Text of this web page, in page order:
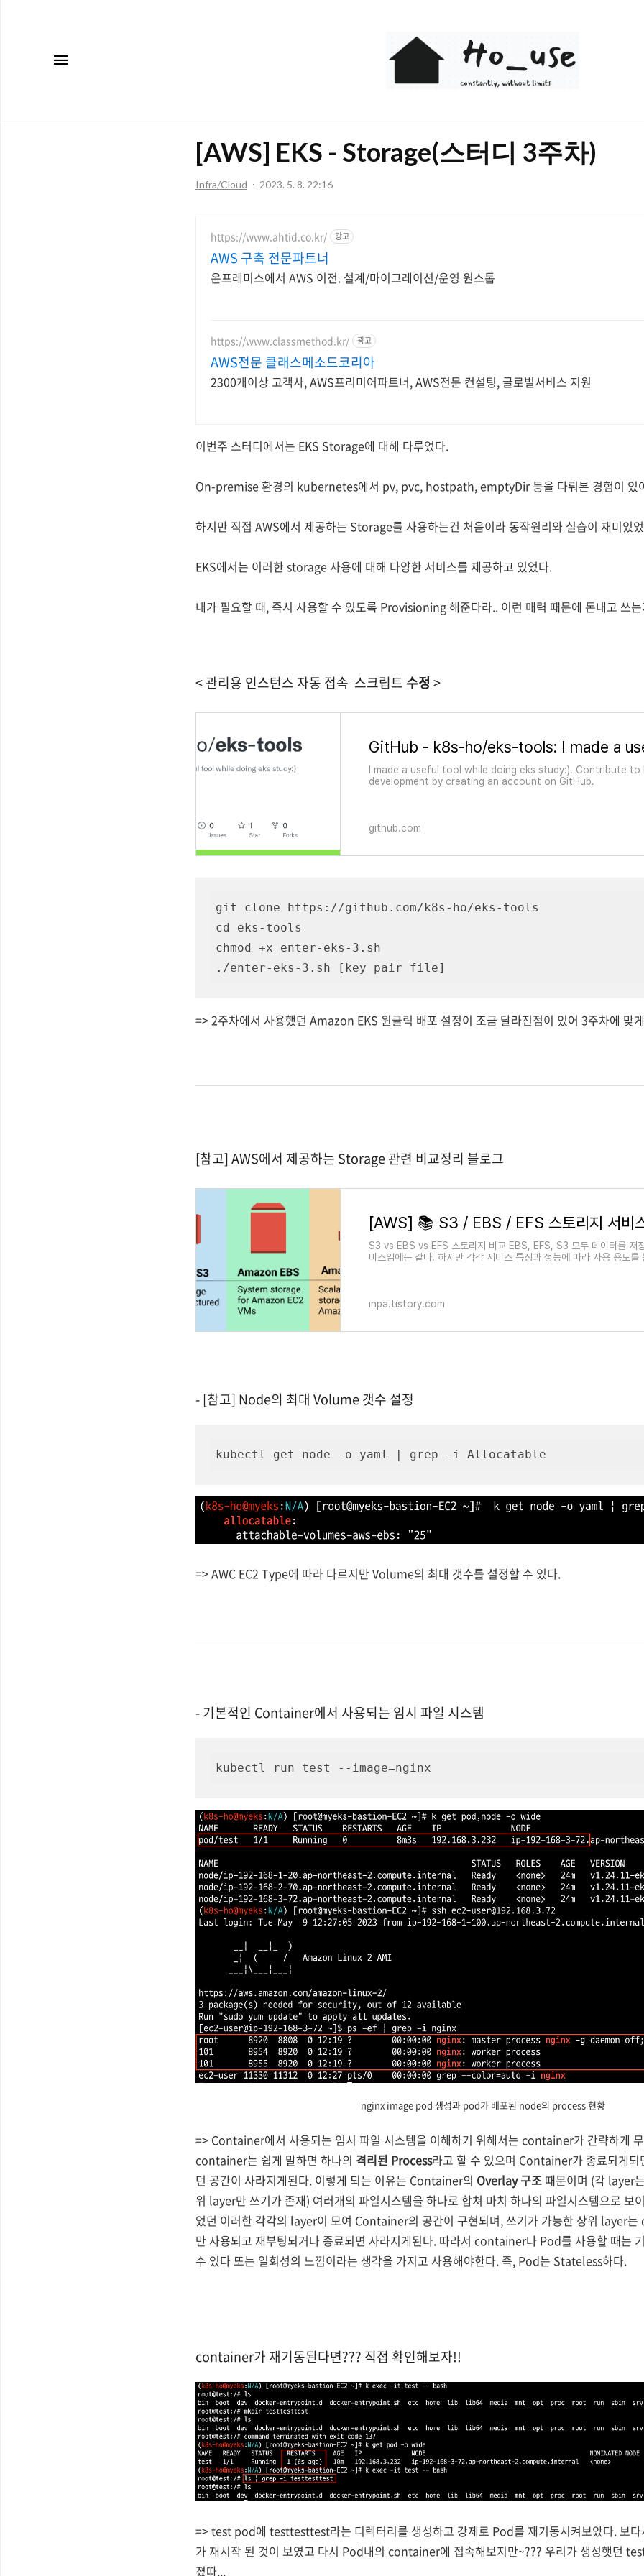
Ho_use
[AWS] EKS - Storage(스터디 3주차)
Infra/Cloud 2023. 5. 8. 22:16
https://www.ahtid.co.kr/ 광고
AWS 구축 전문파트너
온프레미스에서 AWS 이전. 설계/마이그레이션/운영 원스톱
https://www.classmethod.kr/ 광고
AWS전문 클래스메소드코리아
2300개이상 고객사, AWS프리미어파트너, AWS전문 컨설팅, 글로벌서비스 지원
이번주 스터디에서는 EKS Storage에 대해 다루었다.
On-premise 환경의 kubernetes에서 pv, pvc, hostpath, emptyDir 등을 다뤄본 경험이 있
하지만 직접 AWS에서 제공하는 Storage를 사용하는건 처음이라 동작원리와 실습이 재미있
EKS에서는 이러한 storage 사용에 대해 다양한 서비스를 제공하고 있었다.
내가 필요할 때, 즉시 사용할 수 있도록 Provisioning 해준다라.. 이런 매력 때문에 돈내고 쓰
< 관리용 인스턴스 자동 접속 스크립트 수정 >
I made a useful tool while doing eks study:). Contribute
development by creating an account on GitHub.
github.com
git clone https://github.com/k8s-ho/eks-tools
cd eks-tools
chmod +x enter-eks-3.sh
./enter-eks-3.sh [key pair file]
=> 2주차에서 사용했던 Amazon EKS 윈클릭 배포 설정이 조금 달라진점이 있어 3주차에 맞
[참고] AWS에서 제공하는 Storage 관련 비교정리 블로그
[AWS] 📚 S3 / EBS / EFS 스토리지 서비
S3 vs EBS vs EFS 스토리지 비교 EBS, EFS, S3 모두 데이터를 저
비스임에는 같다. 하지만 각각 서비스 특징과 성능에 따라 사용 용도를
inpa.tistory.com
- [참고] Node의 최대 Volume 갯수 설정
kubectl get node -o yaml | grep -i Allocatable
=> AWC EC2 Type에 따라 다르지만 Volume의 최대 갯수를 설정할 수 있다.
- 기본적인 Container에서 사용되는 임시 파일 시스템
kubectl run test --image=nginx
nginx image pod 생성과 pod가 배포된 node의 process 현황
=> Container에서 사용되는 임시 파일 시스템을 이해하기 위해서는 container가 간략하게
container는 쉽게 말하면 하나의 격리된 Process라고 할 수 있으며 Container가 종료되게
던 공간이 사라지게된다. 이렇게 되는 이유는 Container의 Overlay 구조 때문이며 (각 layer
위 layer만 쓰기가 존재) 여러개의 파일시스템을 하나로 합쳐 마치 하나의 파일시스템으로 보
었던 이러한 각각의 layer이 모여 Container의 공간이 구현되며, 쓰기가 가능한 상위 layer
만 사용되고 재부팅되거나 종료되면 사라지게된다. 따라서 container나 Pod를 사용할 때는
수 있다 또는 일회성의 느낌이라는 생각을 가지고 사용해야한다. 즉, Pod는 Stateless하다.
container가 재기동된다면??? 직접 확인해보자!!
=> test pod에 testtesttest라는 디렉터리를 생성하고 강제로 Pod를 재기동시켜보았다. 보
가 재시작 된 것이 보였고 다시 Pod내의 container에 접속해보지만~??? 우리가 생성햇던
졌따...